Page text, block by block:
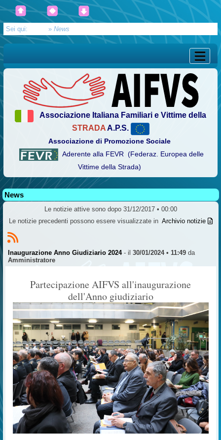
Sei qui: » News
Associazione Italiana Familiari e Vittime della
STRADAA.P.S.
Associazione di Promozione Sociale
Aderente alla FEVR (Federaz. Europea delle
Vittime della Strada)
News
Le notizie attive sono dopo 31/12/2017 • 00:00
Le notizie precedenti possono essere visualizzate in Archivio notizie
Inaugurazione Anno Giudiziario 2024 - il 30/01/2024 • 11:49da
Amministratore
Partecipazione AIFVS all'inaugurazione
dell'Anno giudiziario